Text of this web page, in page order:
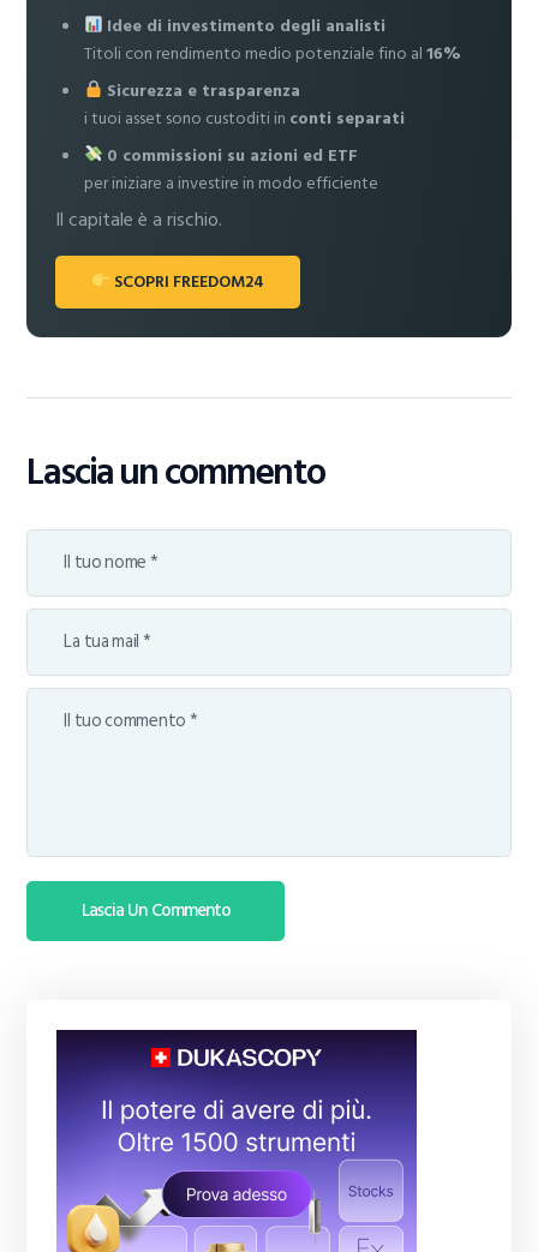
Idee di investimento degli analisti
Titoli con rendimento medio potenziale fino al16%
Sicurezza e trasparenza
i tuoi asset sono custoditi in conti separati
0 commissioni su azioni ed ETF
per iniziare a investire in modo efficiente
Il capitale è a rischio.
SCOPRI FREEDOM24
Lascia un commento